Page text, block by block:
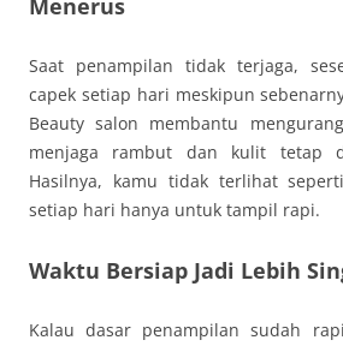
Menerus
Saat penampilan tidak terjaga,
capek setiap hari meskipun
Beauty salon membantu
menjaga rambut dan kulit tetap
Hasilnya, kamu tidak terlihat
setiap hari hanya untuk tampil rapi.
Waktu Bersiap Jadi Lebih
Kalau dasar penampilan sudah